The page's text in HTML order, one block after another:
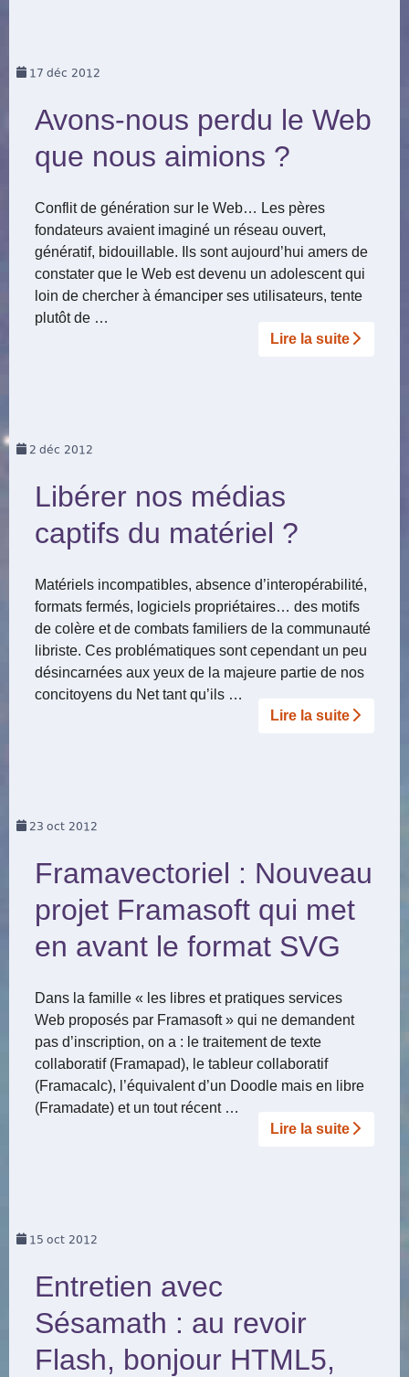
17 déc 2012
Avons-nous perdu le Web
que nous aimions ?
Conflit de génération sur le Web… Les pères
fondateurs avaient imaginé un réseau ouvert,
génératif, bidouillable. Ils sont aujourd’hui amers de
constater que le Web est devenu un adolescent qui
loin de chercher à émanciper ses utilisateurs, tente
plutôt de …
Lire la suite­­
2 déc 2012
Libérer nos médias
captifs du matériel ?
Matériels incompatibles, absence d’interopérabilité,
formats fermés, logiciels propriétaires… des motifs
de colère et de combats familiers de la communauté
libriste. Ces problématiques sont cependant un peu
désincarnées aux yeux de la majeure partie de nos
concitoyens du Net tant qu’ils …
Lire la suite­­
23 oct 2012
Framavectoriel : Nouveau
projet Framasoft qui met
en avant le format SVG
Dans la famille « les libres et pratiques services
Web proposés par Framasoft » qui ne demandent
pas d’inscription, on a : le traitement de texte
collaboratif (Framapad), le tableur collaboratif
(Framacalc), l’équivalent d’un Doodle mais en libre
(Framadate) et un tout récent …
Lire la suite­­
15 oct 2012
Entretien avec
Sésamath : au revoir
Flash, bonjour HTML5,